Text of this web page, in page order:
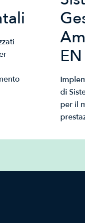
di
per il